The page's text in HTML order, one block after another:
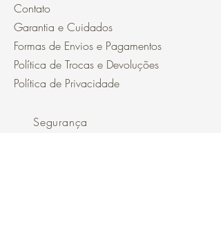
Contato
Garantia e Cuidados
Formas de Envios e Pagamentos
Política de Trocas e Devoluções
Política de Privacidade
Segurança